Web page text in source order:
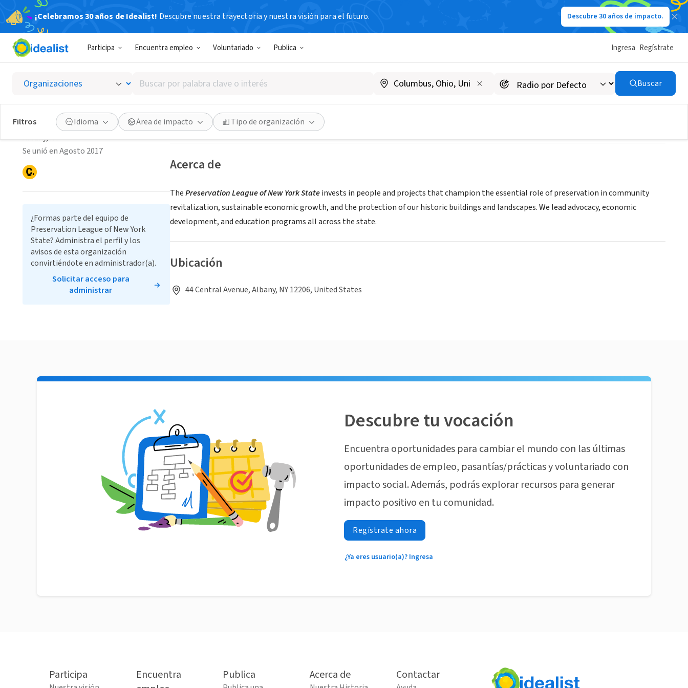
¡Celebramos 30 años de Idealist! Descubre nuestra trayectoria y nuestra visión para el futuro. Descubre 30 años de impacto.
Participa Encuentra empleo Voluntariado Publica Ingresa Regístrate
Buscar
por
palabra
clave
o
interés
Buscar
Filtros Idioma Área de impacto Tipo de organización
Preservation League of New York State
Albany, NY|www.preservenys.org
Guardar Compartir
Acerca de
ThePreservation League of New York Stateinvests in people and projects that champion the essential role of preservation in community
revitalization, sustainable economic growth, and the protection of our historic buildings and landscapes. We lead advocacy, economic
development, and education programs all across the state.
Ubicación
44 Central Avenue, Albany, NY 12206, United States
Preservation League of
New York State
Albany, NY
Se unió en Agosto 2017
¿Formas parte del equipo de
Preservation League of New York
State? Administra el perfil y los
avisos de esta organización
convirtiéndote en administrador(a).
Solicitar acceso para
administrar
Descubre tu vocación
Encuentra oportunidades para cambiar el mundo con las últimas
oportunidades de empleo, pasantías/prácticas y voluntariado con
impacto social. Además, podrás explorar recursos para generar
impacto positivo en tu comunidad.
Regístrate ahora
¿Ya eres usuario(a)? Ingresa
Participa
Encuentra
Publica Acerca de Contactar